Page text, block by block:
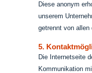
Diese anonym
unserem
getrennt von allen
5.
Die Internetseite
Kommunikation